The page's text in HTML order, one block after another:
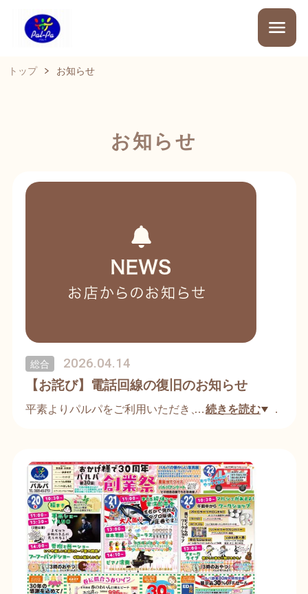
トップ お知らせ
お知らせ
総合 2026.04.14
【お詫び】電話回線の復旧のお知らせ
平素よりパルパをご利用いただき、誠にありがとう
【4月8日（水）午前12時頃】より発生しておりまし
た当社の電話回線の故障につきまして、現在はすべ
ての回線が復旧し、通常通りお電話が繋がる状態と
なりましたことをご報告いたします。
障害発生期間中は、お電話が大変繋がりにくい状況
が続き、お客様には多大なるご不便とご迷惑をおか
…続きを読む